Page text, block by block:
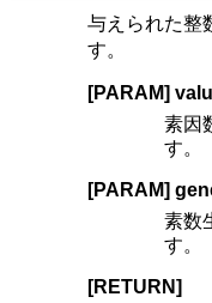
与えられた整
す。
[PARAM]
素因
す。
[PARAM]
素数
す。
[RETURN]